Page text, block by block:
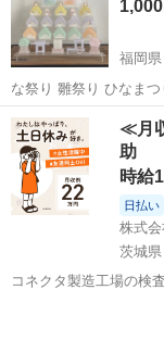
1,000
福岡
な祭り 雛祭り ひなま
福岡 京都郡 豊
≪月
助
時給
日払い
株式
茨城
コネクタ製造工場の検